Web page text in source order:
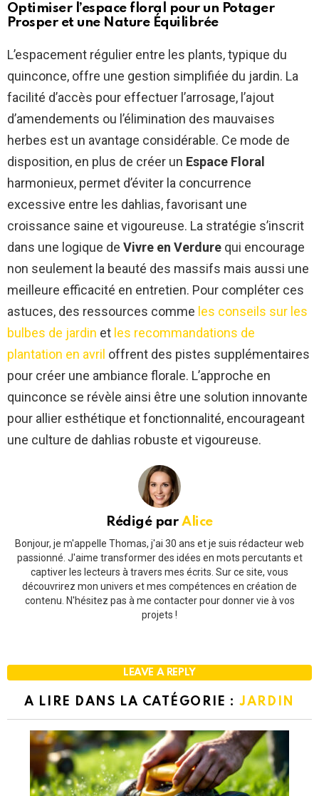
Optimiser l’espace floral pour un Potager
Prosperet une Nature Équilibrée
L’espacement régulier entre les plants, typique du
quinconce, offre une gestion simplifiée du jardin. La
facilité d’accès pour effectuer l’arrosage, l’ajout
d’amendements ou l’élimination des mauvaises
herbes est un avantage considérable. Ce mode de
disposition, en plus de créer un Espace Floral
harmonieux, permet d’éviter la concurrence
excessive entre les dahlias, favorisant une
croissance saine et vigoureuse. La stratégie s’inscrit
dans une logique de Vivre en Verdure qui encourage
non seulement la beauté des massifs mais aussi une
meilleure efficacité en entretien. Pour compléter ces
astuces, des ressources comme les conseils sur les
bulbes de jardin et les recommandations de
plantation en avril offrent des pistes supplémentaires
pour créer une ambiance florale. L’approche en
quinconce se révèle ainsi être une solution innovante
pour allier esthétique et fonctionnalité, encourageant
une culture de dahlias robuste et vigoureuse.
Rédigé parAlice
Bonjour, je m'appelle Thomas, j'ai 30 ans et je suis rédacteur web
passionné. J'aime transformer des idées en mots percutants et
captiver les lecteurs à travers mes écrits. Sur ce site, vous
découvrirez mon univers et mes compétences en création de
contenu. N'hésitez pas à me contacter pour donner vie à vos
projets !
LEAVE A REPLY
A LIRE DANS LA CATÉGORIE :JARDIN